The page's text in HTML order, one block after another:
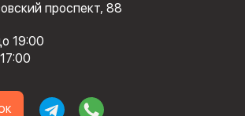
проспект, 88
19:00